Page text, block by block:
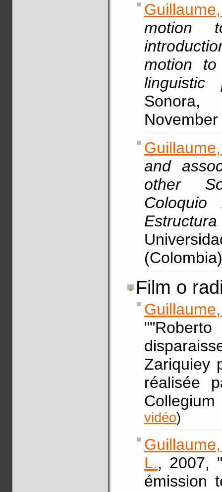
motion
motion
linguistic
Sonora,
November
and
other
Coloquio
Film o
Zariquiey
réalisée
vidéo)
L., 2007,
émission